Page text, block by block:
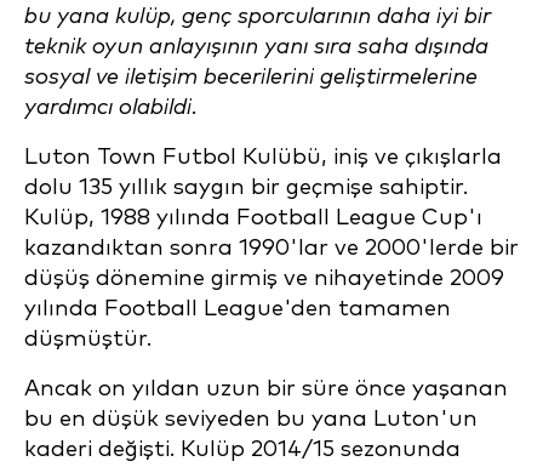
bu yana kulüp, genç sporcularının daha iyi bir
teknik oyun anlayışının yanı sıra saha dışında
sosyal ve iletişim becerilerini geliştirmelerine
yardımcı olabildi.
Luton Town Futbol Kulübü, iniş ve çıkışlarla
dolu 135 yıllık saygın bir geçmişe sahiptir.
Kulüp, 1988 yılında Football League Cup'ı
kazandıktan sonra 1990'lar ve 2000'lerde bir
düşüş dönemine girmiş ve nihayetinde 2009
yılında Football League'den tamamen
düşmüştür.
Ancak on yıldan uzun bir süre önce yaşanan
bu en düşük seviyeden bu yana Luton'un
kaderi değişti. Kulüp 2014/15 sezonunda